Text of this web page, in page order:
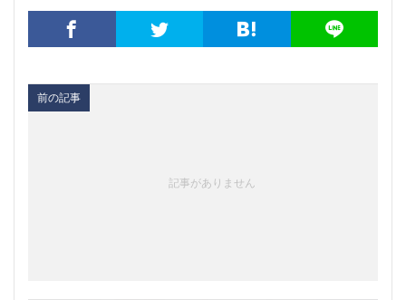
前の記事
記事がありません